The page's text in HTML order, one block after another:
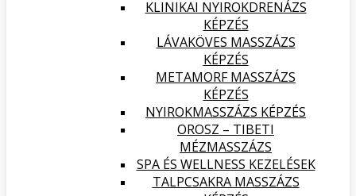
KLINIKAI NYIROKDRENÁZS
KÉPZÉS
LÁVAKÖVES MASSZÁZS
KÉPZÉS
METAMORF MASSZÁZS
KÉPZÉS
NYIROKMASSZÁZS KÉPZÉS
OROSZ – TIBETI
MÉZMASSZÁZS
SPA ÉS WELLNESS KEZELÉSEK
TALPCSAKRA MASSZÁZS